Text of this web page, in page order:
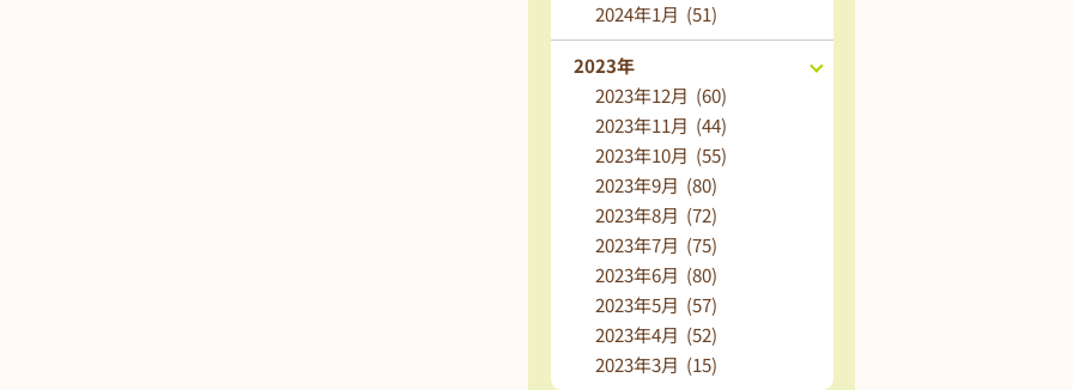
2024年1月 (51)
2023年
2023年12月 (60)
2023年11月 (44)
2023年10月 (55)
2023年9月 (80)
2023年8月 (72)
2023年7月 (75)
2023年6月 (80)
2023年5月 (57)
2023年4月 (52)
2023年3月 (15)